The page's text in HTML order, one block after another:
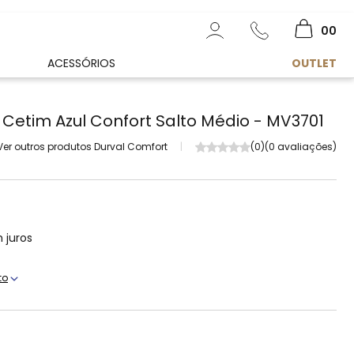
00
ACESSÓRIOS OUTLET
Azul Confort Salto Médio - MV3701
outros produtos Durval Comfort (0)(0 avaliações)
juros